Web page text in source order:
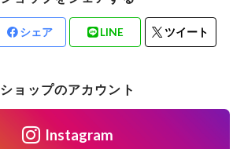
シェア LINE ツイート
ショップのアカウント
Instagram